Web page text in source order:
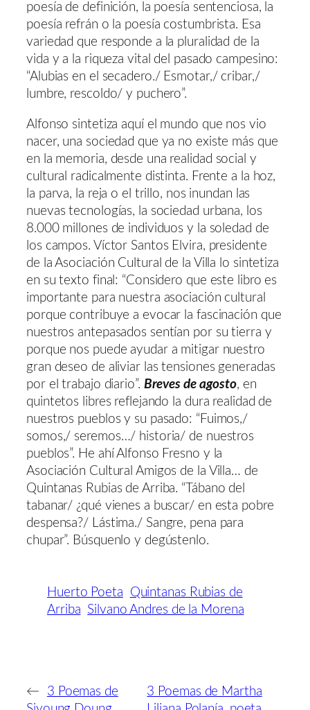
poesía de definición, la poesía sentenciosa, la
poesía refrán o la poesía costumbrista. Esa
variedad que responde a la pluralidad de la
vida y a la riqueza vital del pasado campesino:
“Alubias en el secadero./ Esmotar,/ cribar,/
lumbre, rescoldo/ y puchero”.
Alfonso sintetiza aquí el mundo que nos vio
nacer, una sociedad que ya no existe más que
en la memoria, desde una realidad social y
cultural radicalmente distinta. Frente a la hoz,
la parva, la reja o el trillo, nos inundan las
nuevas tecnologías, la sociedad urbana, los
8.000 millones de individuos y la soledad de
los campos. Víctor Santos Elvira, presidente
de la Asociación Cultural de la Villa lo sintetiza
en su texto final: “Considero que este libro es
importante para nuestra asociación cultural
porque contribuye a evocar la fascinación que
nuestros antepasados sentían por su tierra y
porque nos puede ayudar a mitigar nuestro
gran deseo de aliviar las tensiones generadas
por el trabajo diario”. Breves de agosto, en
quintetos libres reflejando la dura realidad de
nuestros pueblos y su pasado: “Fuimos,/
somos,/ seremos…/ historia/ de nuestros
pueblos”. He ahí Alfonso Fresno y la
Asociación Cultural Amigos de la Villa… de
Quintanas Rubias de Arriba. “Tábano del
tabanar/ ¿qué vienes a buscar/ en esta pobre
despensa?/ Lástima./ Sangre, pena para
chupar”. Búsquenlo y degústenlo.
Huerto Poeta
Quintanas Rubias de
Arriba Silvano Andres de la Morena
←
3 Poemas de
3 Poemas de Martha